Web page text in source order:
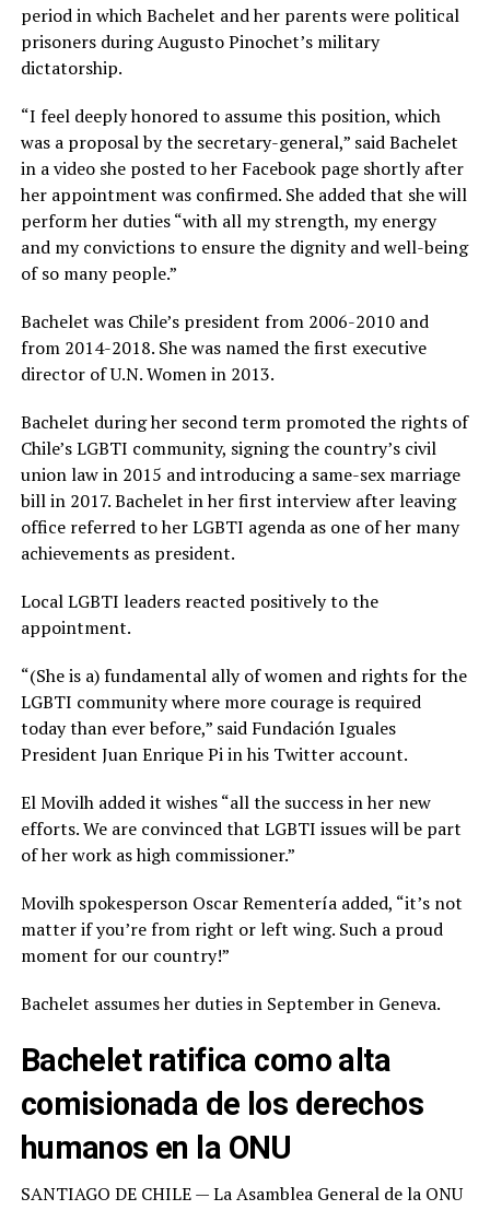
period in which Bachelet and her parents were political
prisoners during Augusto Pinochet’s military
dictatorship.
“I feel deeply honored to assume this position, which
was a proposal by the secretary-general,” said Bachelet
in a video she posted to her Facebook page shortly after
her appointment was confirmed. She added that she will
perform her duties “with all my strength, my energy
and my convictions to ensure the dignity and well-being
of so many people.”
Bachelet was Chile’s president from 2006-2010 and
from 2014-2018. She was named the first executive
director of U.N. Women in 2013.
Bachelet during her second term promoted the rights of
Chile’s LGBTI community, signing the country’s civil
union law in 2015 and introducing a same-sex marriage
bill in 2017. Bachelet in her first interview after leaving
office referred to her LGBTI agenda as one of her many
achievements as president.
Local LGBTI leaders reacted positively to the
appointment.
“(She is a) fundamental ally of women and rights for the
LGBTI community where more courage is required
today than ever before,” said Fundación Iguales
President Juan Enrique Pi in his Twitter account.
El Movilh added it wishes “all the success in her new
efforts. We are convinced that LGBTI issues will be part
of her work as high commissioner.”
Movilh spokesperson Oscar Rementería added, “it’s not
matter if you’re from right or left wing. Such a proud
moment for our country!”
Bachelet assumes her duties in September in Geneva.
Bachelet ratifica como alta
comisionada de los derechos
humanos en la ONU
SANTIAGO DE CHILE — La Asamblea General de la ONU